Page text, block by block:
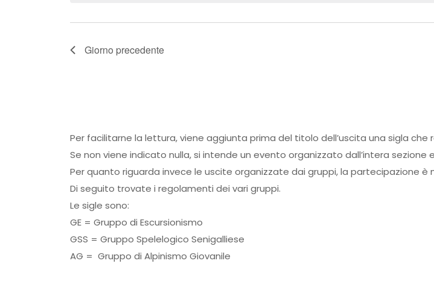
Giorno precedente
Per facilitarne la lettura, viene aggiunta prima del titolo dell’uscita una sigla
Se non viene indicato nulla, si intende un evento organizzato dall’intera
Per quanto riguarda invece le uscite organizzate dai gruppi, la partecipazione è
Di seguito trovate i regolamenti dei vari gruppi.
Le sigle sono:
GE = Gruppo di Escursionismo
GSS = Gruppo Spelelogico Senigalliese
AG = Gruppo di Alpinismo Giovanile